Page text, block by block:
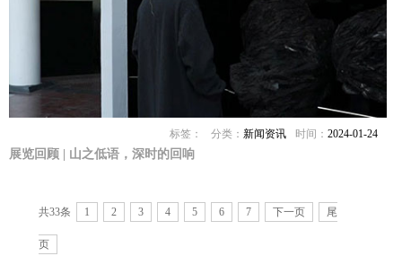
时间：2024-01-24
分类：新闻资讯
标签：
展览回顾 | 山之低语，深时的回响
共33条 1 2 3 4 5 6 7 下一页 尾
页